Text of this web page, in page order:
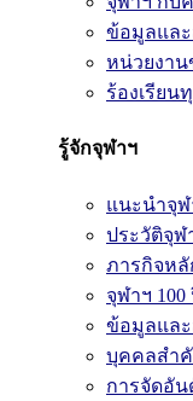
ข้อมูลแล
หน่วยงาน
ร้องเรียน
รู้จักจุฬาฯ
แนะนำจุฬ
ประวัติจุฬ
ภารกิจหลั
จุฬาฯ 100
ข้อมูลแล
บุคคลสำ
การจัดอั